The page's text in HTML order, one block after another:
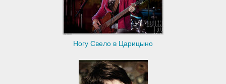
Ногу Свело в Царицыно